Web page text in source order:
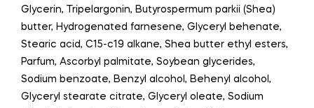
Glycerin, Tripelargonin, Butyrospermum parkii (Shea)
butter, Hydrogenated farnesene, Glyceryl behenate,
Stearic acid, C15-c19 alkane, Shea butter ethyl esters,
Parfum, Ascorbyl palmitate, Soybean glycerides,
Sodium benzoate, Benzyl alcohol, Behenyl alcohol,
Glyceryl stearate citrate, Glyceryl oleate, Sodium